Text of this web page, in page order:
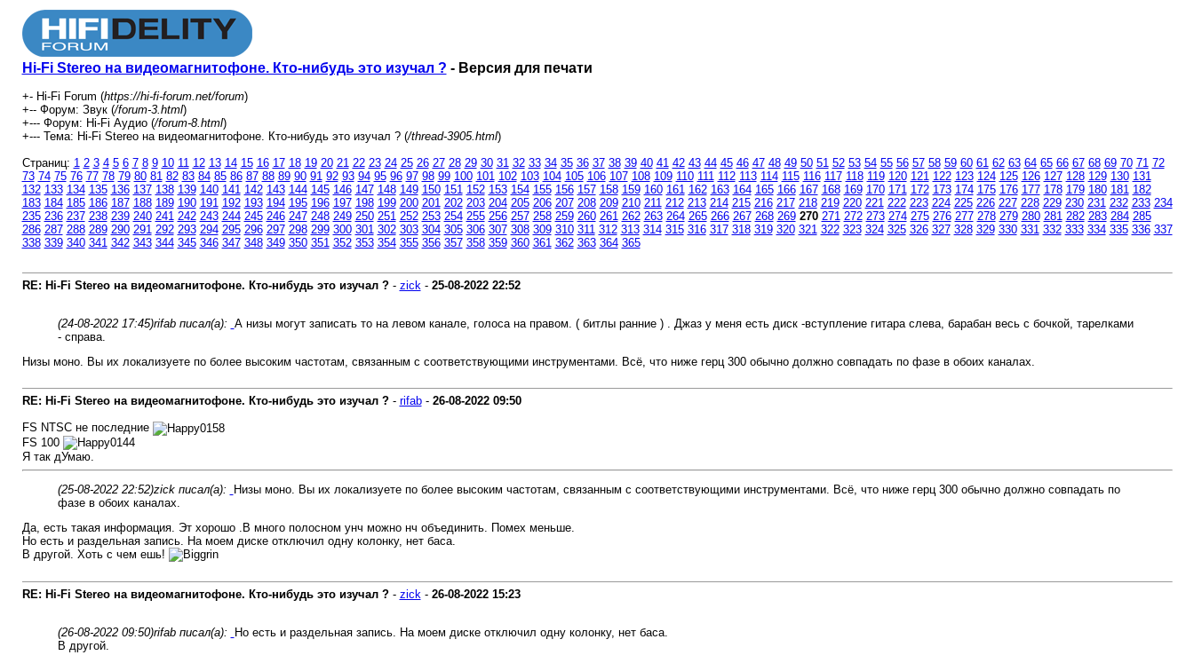
Hi-Fi Stereo на видеомагнитофоне. Кто-нибудь это изучал ? - Версия для печати
+- Hi-Fi Forum (https://hi-fi-forum.net/forum)
+-- Форум: Звук (/forum-3.html)
+--- Форум: Hi-Fi Аудио (/forum-8.html)
+--- Тема: Hi-Fi Stereo на видеомагнитофоне. Кто-нибудь это изучал ? (/thread-3905.html)
Страниц: 1 2 3 4 5 6 7 8 9 10 11 12 13 14 15 16 17 18 19 20 21 22 23 24 25 26 27 28 29 30 31 32 33 34 35 36 37 38 39 40 41 42 43 44 45 46 47 48 49 50 51 52 53 54 55 56 57 58 59 60 61 62 63 64 65 66 67 68 69 70 71 72
73 74 75 76 77 78 79 80 81 82 83 84 85 86 87 88 89 90 91 92 93 94 95 96 97 98 99 100 101 102 103 104 105 106 107 108 109 110 111 112 113 114 115 116 117 118 119 120 121 122 123 124 125 126 127 128 129 130 131
132 133 134 135 136 137 138 139 140 141 142 143 144 145 146 147 148 149 150 151 152 153 154 155 156 157 158 159 160 161 162 163 164 165 166 167 168 169 170 171 172 173 174 175 176 177 178 179 180 181 182
183 184 185 186 187 188 189 190 191 192 193 194 195 196 197 198 199 200 201 202 203 204 205 206 207 208 209 210 211 212 213 214 215 216 217 218 219 220 221 222 223 224 225 226 227 228 229 230 231 232 233 234
235 236 237 238 239 240 241 242 243 244 245 246 247 248 249 250 251 252 253 254 255 256 257 258 259 260 261 262 263 264 265 266 267 268 269 270 271 272 273 274 275 276 277 278 279 280 281 282 283 284 285
286 287 288 289 290 291 292 293 294 295 296 297 298 299 300 301 302 303 304 305 306 307 308 309 310 311 312 313 314 315 316 317 318 319 320 321 322 323 324 325 326 327 328 329 330 331 332 333 334 335 336 337
338 339 340 341 342 343 344 345 346 347 348 349 350 351 352 353 354 355 356 357 358 359 360 361 362 363 364 365
RE: Hi-Fi Stereo на видеомагнитофоне. Кто-нибудь это изучал ?- zick- 25-08-2022 22:52
(24-08-2022 17:45)rifab писал(а): А низы могут записать то на левом канале, голоса на правом. ( битлы ранние ) . Джаз у меня есть диск -вступление гитара слева, барабан весь с бочкой, тарелками
- справа.
Низы моно. Вы их локализуете по более высоким частотам, связанным с соответствующими инструментами. Всё, что ниже герц 300 обычно должно совпадать по фазе в обоих каналах.
RE: Hi-Fi Stereo на видеомагнитофоне. Кто-нибудь это изучал ?- rifab- 26-08-2022 09:50
FS NTSC не последние
FS 100
Я так дУмаю.
(25-08-2022 22:52)zick писал(а):
Низы моно. Вы их локализуете по более высоким частотам, связанным с соответствующими инструментами. Всё, что ниже герц 300 обычно должно совпадать по
фазе в обоих каналах.
Да, есть такая информация. Эт хорошо .В много полосном унч можно нч объединить. Помех меньше.
Но есть и раздельная запись. На моем диске отключил одну колонку, нет баса.
В другой. Хоть с чем ешь!
RE: Hi-Fi Stereo на видеомагнитофоне. Кто-нибудь это изучал ?- zick- 26-08-2022 15:23
(26-08-2022 09:50)rifab писал(а):
Но есть и раздельная запись. На моем диске отключил одну колонку, нет баса.
В другой.